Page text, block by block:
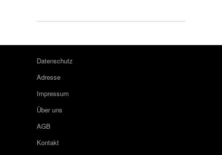
Datenschutz
Adresse
Impressum
Über uns
AGB
Kontakt